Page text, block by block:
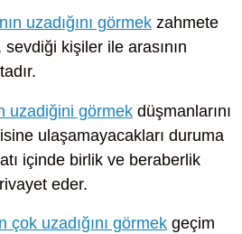
uzadığını görmek zahmete
kişiler ile arasının
uzadiğini görmek düşmanlarını
ulaşamayacakları duruma
içinde birlik ve beraberlik
eder.
çok uzadığını görmek geçim